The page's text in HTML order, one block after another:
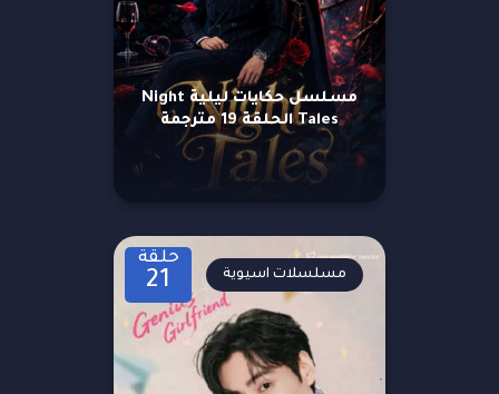
مسلسل حكايات ليلية Night
Tales الحلقة 19 مترجمة
حلقة
21 مسلسلات اسيوية